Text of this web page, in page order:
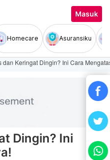
Masuk
Homecare Asuransiku
dan Keringat Dingin? Ini Cara
Dingin? Ini